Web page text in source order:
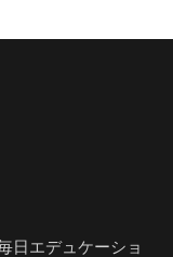
日エデュケーショ